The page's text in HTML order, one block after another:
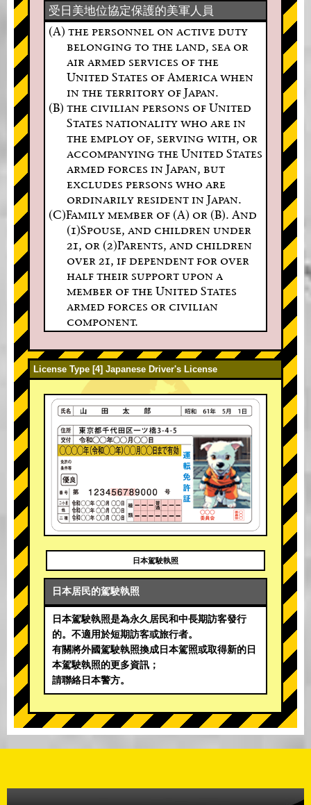
受日美地位協定保護的美軍人員
(A) the personnel on active duty
belonging to the land, sea or
air armed services of the
United States of America when
in the territory of Japan.
(B) the civilian persons of United
States nationality who are in
the employ of, serving with, or
accompanying the United States
armed forces in Japan, but
excludes persons who are
ordinarily resident in Japan.
(C)Family member of (A) or (B). And
(1)Spouse, and children under
21, or (2)Parents, and children
over 21, if dependent for over
half their support upon a
member of the United States
armed forces or civilian
component.
License Type [4] Japanese Driver's License
日本駕駛執照
日本居民的駕駛執照
日本駕駛執照是為永久居民和中長期訪客發行
的。不適用於短期訪客或旅行者。
有關將外國駕駛執照換成日本駕照或取得新的日
本駕駛執照的更多資訊；
請聯絡日本警方。